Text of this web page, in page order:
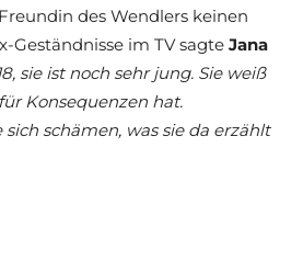
des Wendlers keinen
Geständnisse im TV sagte Jana
sie ist noch sehr jung. Sie weiß
Konsequenzen hat.
schämen, was sie da erzählt